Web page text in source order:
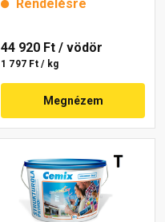
Rendelésre
44 920 Ft / vödör
1 797 Ft / kg
Megnézem